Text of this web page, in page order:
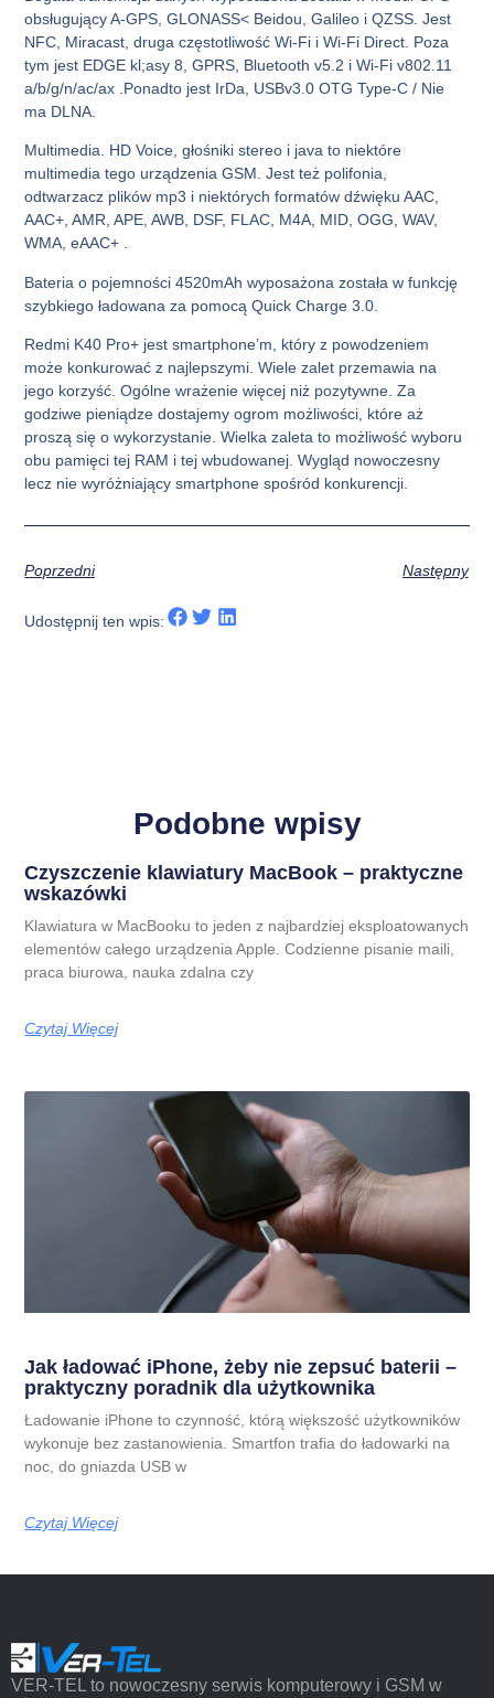
obsługujący A-GPS, GLONASS< Beidou, Galileo i QZSS. Jest
NFC, Miracast, druga częstotliwość Wi-Fi i Wi-Fi Direct. Poza
tym jest EDGE kl;asy 8, GPRS, Bluetooth v5.2 i Wi-Fi v802.11
a/b/g/n/ac/ax .Ponadto jest IrDa, USBv3.0 OTG Type-C / Nie
ma DLNA.
Multimedia. HD Voice, głośniki stereo i java to niektóre
multimedia tego urządzenia GSM. Jest też polifonia,
odtwarzacz plików mp3 i niektórych formatów dźwięku AAC,
AAC+, AMR, APE, AWB, DSF, FLAC, M4A, MID, OGG, WAV,
WMA, eAAC+ .
Bateria o pojemności 4520mAh wyposażona została w funkcję
szybkiego ładowana za pomocą Quick Charge 3.0.
Redmi K40 Pro+ jest smartphone’m, który z powodzeniem
może konkurować z najlepszymi. Wiele zalet przemawia na
jego korzyść. Ogólne wrażenie więcej niż pozytywne. Za
godziwe pieniądze dostajemy ogrom możliwości, które aż
proszą się o wykorzystanie. Wielka zaleta to możliwość wyboru
obu pamięci tej RAM i tej wbudowanej. Wygląd nowoczesny
lecz nie wyróżniający smartphone spośród konkurencji.
Poprzedni Następny
Udostępnij ten wpis:
Podobne wpisy
Czyszczenie klawiatury MacBook – praktyczne
wskazówki
Klawiatura w MacBooku to jeden z najbardziej eksploatowanych
elementów całego urządzenia Apple. Codzienne pisanie maili,
praca biurowa, nauka zdalna czy
Czytaj Więcej
Jak ładować iPhone, żeby nie zepsuć baterii –
praktyczny poradnik dla użytkownika
Ładowanie iPhone to czynność, którą większość użytkowników
wykonuje bez zastanowienia. Smartfon trafia do ładowarki na
noc, do gniazda USB w
Czytaj Więcej
VER-TEL to nowoczesny serwis komputerowy i GSM w